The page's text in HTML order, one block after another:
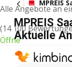
Alle Angebote an
(14 100
Öffne
MPREIS
MPREIS
Aktuelle